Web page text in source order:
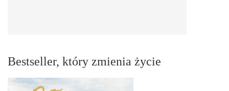
Bestseller, który zmienia życie